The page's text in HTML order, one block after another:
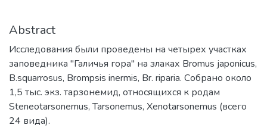
Abstract
Исследования были проведены на четырех участках
заповедника "Галичья гора" на злаках Bromus japonicus,
B.squarrosus, Brompsis inermis, Br. riparia. Собрано около
1,5 тыс. экз. тарзонемид, относящихся к родам
Steneotarsonemus, Tarsonemus, Xenotarsonemus (всего
24 вида).